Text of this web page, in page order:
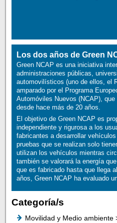
Los dos años de Green
Green NCAP es una iniciativa
administraciones públicas,
automovilísticos (uno de ellos, el
amparado por el Programa
Automóviles Nuevos (NCAP),
desde hace más de 20 años.
El objetivo de Green NCAP es
independiente y rigurosa a los
fabricantes a desarrollar
pruebas que se realizan solo
utilizan los vehículos mientras
también se valorará la energía
que es fabricado hasta que llega
años, Green NCAP ha evaluado
Categoría/s
Movilidad y Medio ambiente